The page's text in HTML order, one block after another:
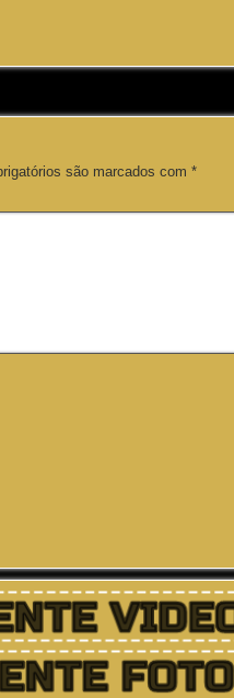
são marcados com *